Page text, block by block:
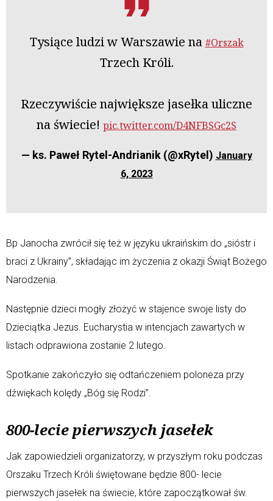
Tysiące ludzi w Warszawie na #Orszak
Trzech Króli.
Rzeczywiście największe jasełka uliczne
na świecie! pic.twitter.com/D4NFBSGc2S
— ks. Paweł Rytel-Andrianik (@xRytel) January
6, 2023
Bp Janocha zwrócił się też w języku ukraińskim do „sióstr i
braci z Ukrainy”, składając im życzenia z okazji Świąt Bożego
Narodzenia.
Następnie dzieci mogły złożyć w stajence swoje listy do
Dzieciątka Jezus. Eucharystia w intencjach zawartych w
listach odprawiona zostanie 2 lutego.
Spotkanie zakończyło się odtańczeniem poloneza przy
dźwiękach kolędy „Bóg się Rodzi”.
800-lecie pierwszych jasełek
Jak zapowiedzieli organizatorzy, w przyszłym roku podczas
Orszaku Trzech Króli świętowane będzie 800- lecie
pierwszych jasełek na świecie, które zapoczątkował św.